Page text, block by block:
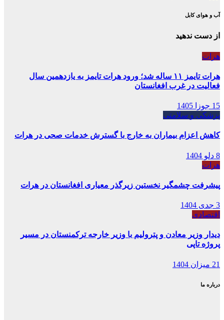
آب و هوای کابل
از دست ندهید
هرات
هرات تایمز ۱۱ ساله شد؛ ورود هرات تایمز به یازدهمین سال
فعالیت در غرب افغانستان
15 جوزا 1405
پزشکی و سلامتی
کاهش اعزام بیماران به خارج با گسترش خدمات صحی در هرات
8 دلو 1404
هرات
پیشرفت چشمگیر نخستین زیرگذر معیاری افغانستان در هرات
3 جدی 1404
اقتصادی
دیدار وزیر معادن و پترولیم با وزیر خارجه ترکمنستان در مسیر
پروژه تاپی
21 میزان 1404
درباره ما